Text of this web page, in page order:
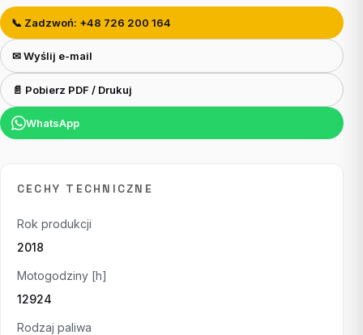
📞 Zadzwoń: +48 726 200 164
✉ Wyślij e-mail
📄 Pobierz PDF / Drukuj
WhatsApp
CECHY TECHNICZNE
Rok produkcji
2018
Motogodziny [h]
12924
Rodzaj paliwa